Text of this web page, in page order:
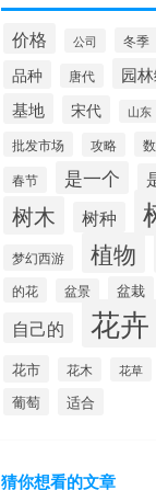
价格 公司 冬季
品种 唐代 园
基地
宋代 山东
批发市场 攻略
春节 是一个
树木 树种
梦幻西游
植物
的花 盆景 盆栽
自己的 花卉
花市 花木 花草
葡萄 适合
猜你想看的文章